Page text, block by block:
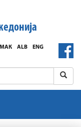
ENG
ALB
МАК